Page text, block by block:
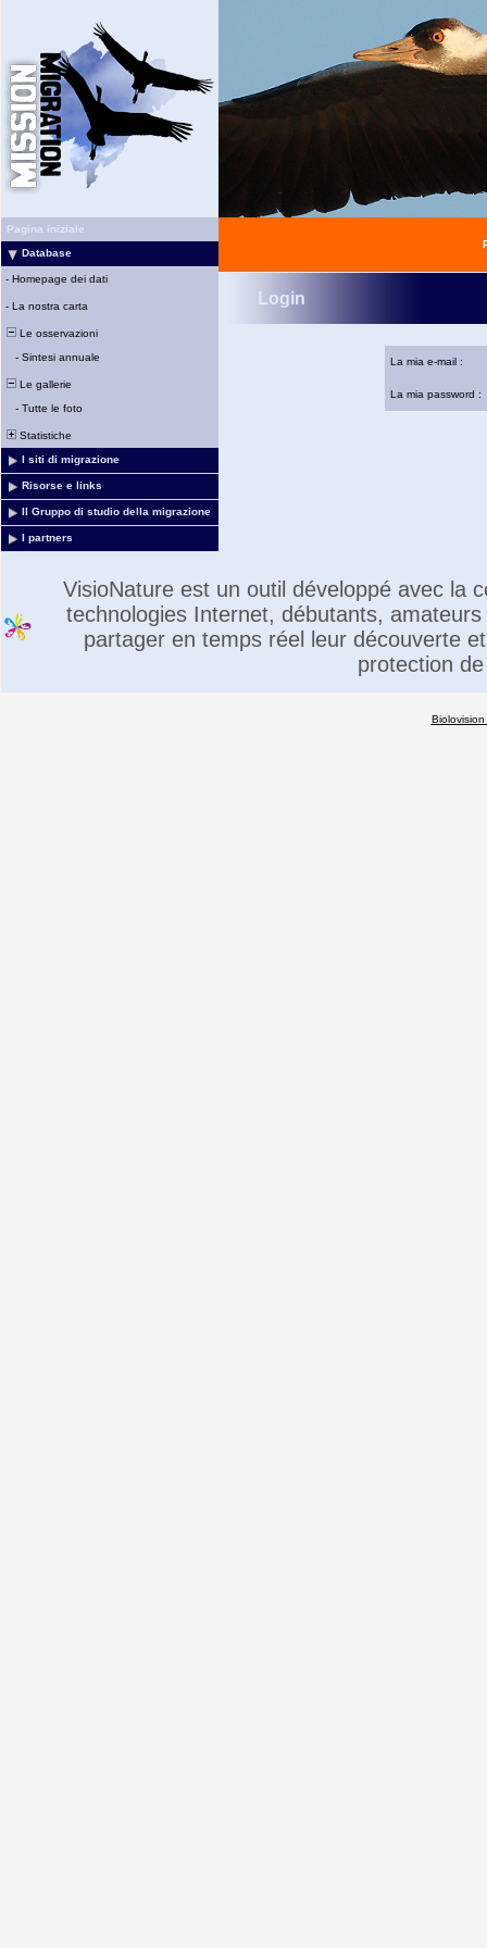
Pagina iniziale
Database
- Homepage dei dati
- La nostra carta
Le osservazioni
- Sintesi annuale
Le gallerie
- Tutte le foto
Statistiche
I siti di migrazione
Risorse e links
Il Gruppo di studio della migrazione
I partners
Login
La mia e-mail :
La mia password :
VisioNature est un outil développé avec la
technologies Internet, débutants,
partager en temps réel leur découverte
protection
Biolovision